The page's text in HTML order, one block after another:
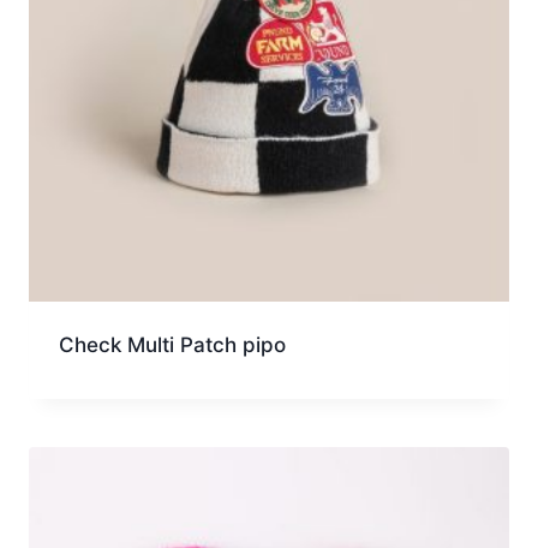
Check Multi Patch pipo